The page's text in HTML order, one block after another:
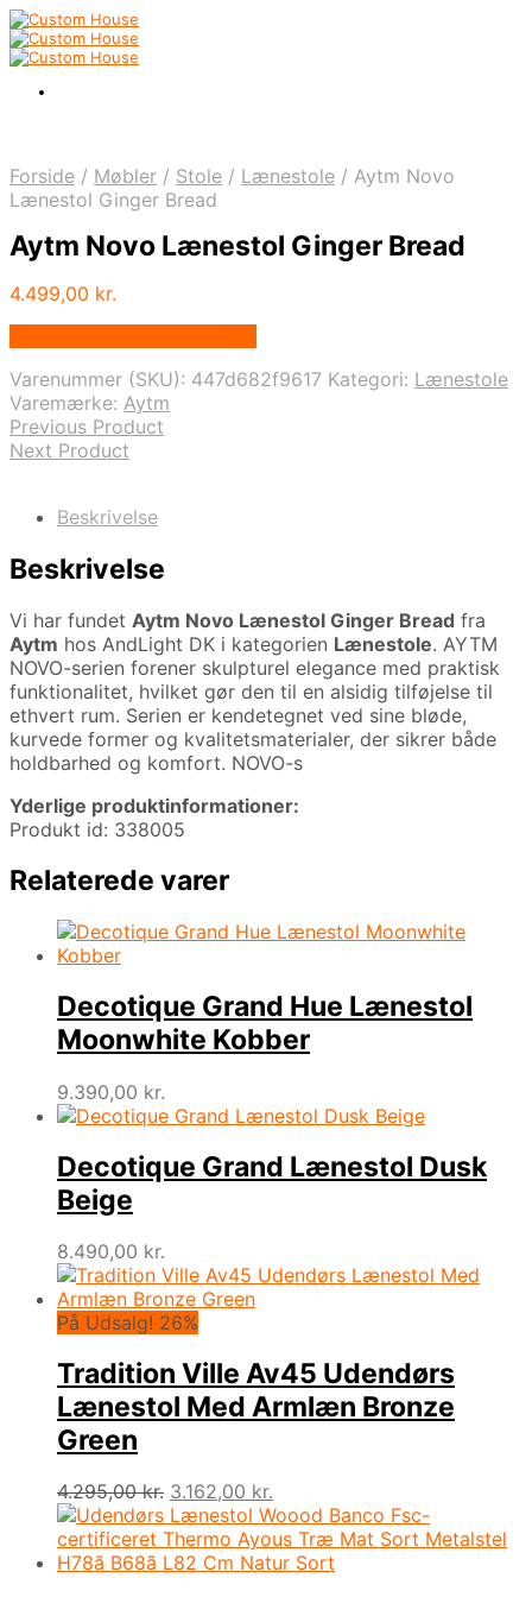
Forside / Møbler / Stole / Lænestole / Aytm Novo
Lænestol Ginger Bread
Aytm Novo Lænestol Ginger Bread
4.499,00 kr.
Varenummer (SKU): 447d682f9617 Kategori: Lænestole
Varemærke: Aytm
Previous Product
Next Product
Beskrivelse
Beskrivelse
Vi har fundet Aytm Novo Lænestol Ginger Bread fra
Aytm hos AndLight DK i kategorien Lænestole. AYTM
NOVO-serien forener skulpturel elegance med praktisk
funktionalitet, hvilket gør den til en alsidig tilføjelse til
ethvert rum. Serien er kendetegnet ved sine bløde,
kurvede former og kvalitetsmaterialer, der sikrer både
holdbarhed og komfort. NOVO-s
Yderlige produktinformationer:
Produkt id: 338005
Relaterede varer
Decotique Grand Hue Lænestol
Moonwhite Kobber
9.390,00 kr.
Decotique Grand Lænestol Dusk
Beige
8.490,00 kr.
På Udsalg! 26%
Tradition Ville Av45 Udendørs
Lænestol Med Armlæn Bronze
Green
4.295,00kr. Den
oprindelige
pris
var:
3.162,00 kr.
aktuelle
pris
er: